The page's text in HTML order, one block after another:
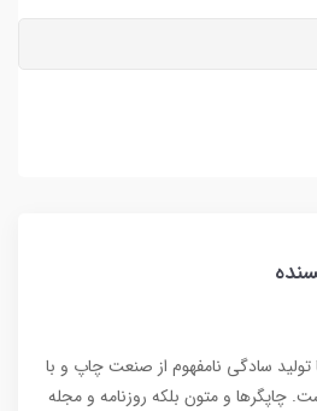
سادگی نامفهوم از صنعت چاپ و با
چاپگرها و متون بلکه روزنامه و مجله